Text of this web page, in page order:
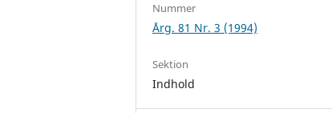
Nummer
Årg. 81 Nr. 3 (1994)
Sektion
Indhold